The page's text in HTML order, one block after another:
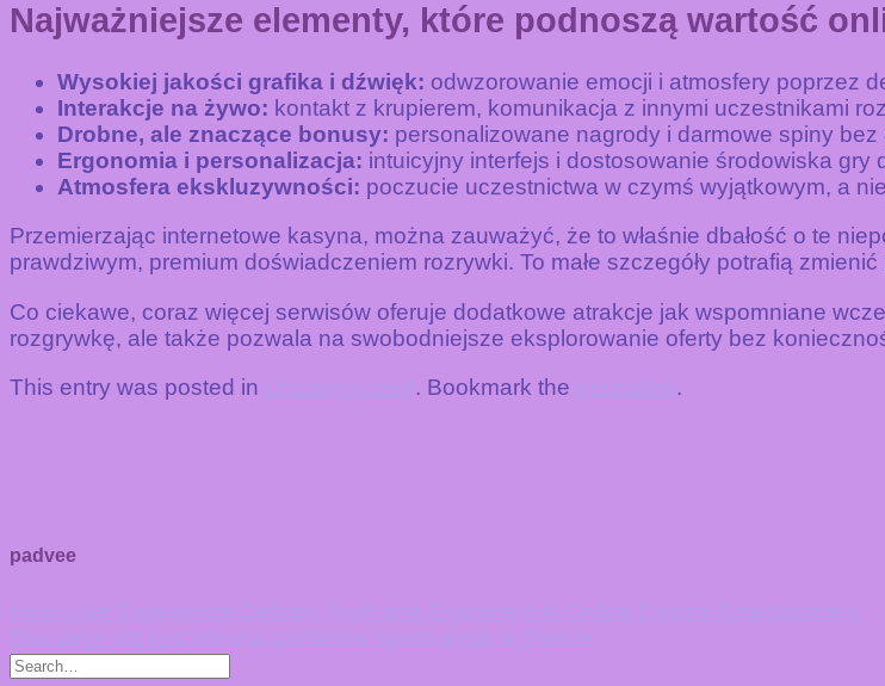
Najważniejsze elementy, które podnoszą wartość
Wysokiej jakości grafika i dźwięk: odwzorowanie emocji i atmosfery poprzez
Interakcje na żywo: kontakt z krupierem, komunikacja z innymi uczestnikami
Drobne, ale znaczące bonusy: personalizowane nagrody i darmowe spiny bez
Ergonomia i personalizacja: intuicyjny interfejs i dostosowanie środowiska gry
Atmosfera ekskluzywności: poczucie uczestnictwa w czymś wyjątkowym, a
Przemierzając internetowe kasyna, można zauważyć, że to właśnie dbałość o te
prawdziwym, premium doświadczeniem rozrywki. To małe szczegóły potrafią
Co ciekawe, coraz więcej serwisów oferuje dodatkowe atrakcje jak wspomniane
rozgrywkę, ale także pozwala na swobodniejsze eksplorowanie oferty bez
This entry was posted in
. Bookmark the .
padvee